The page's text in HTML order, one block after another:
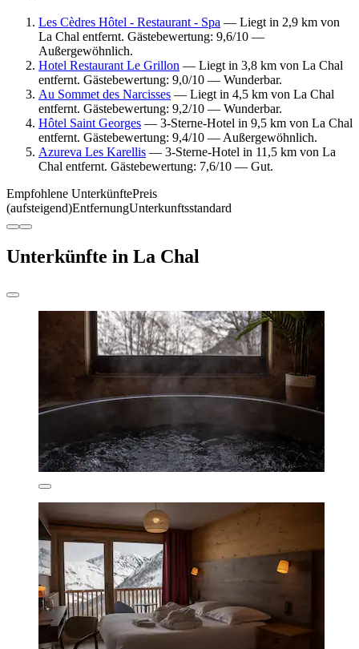
Les Cèdres Hôtel - Restaurant - Spa — Liegt in 2,9 km von
La Chal entfernt. Gästebewertung: 9,6/10 —
Außergewöhnlich.
Hotel Restaurant Le Grillon — Liegt in 3,8 km von La Chal
entfernt. Gästebewertung: 9,0/10 — Wunderbar.
Au Sommet des Narcisses — Liegt in 4,5 km von La Chal
entfernt. Gästebewertung: 9,2/10 — Wunderbar.
Hôtel Saint Georges — 3-Sterne-Hotel in 9,5 km von La Chal
entfernt. Gästebewertung: 9,4/10 — Außergewöhnlich.
Azureva Les Karellis — 3-Sterne-Hotel in 11,5 km von La
Chal entfernt. Gästebewertung: 7,6/10 — Gut.
Empfohlene UnterkünftePreis
(aufsteigend)EntfernungUnterkunftsstandard
Unterkünfte in La Chal